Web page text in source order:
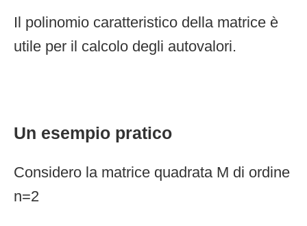
Il polinomio caratteristico della matrice è
utile per il calcolo degli autovalori.
Un esempio pratico
Considero la matrice quadrata M di ordine
n=2